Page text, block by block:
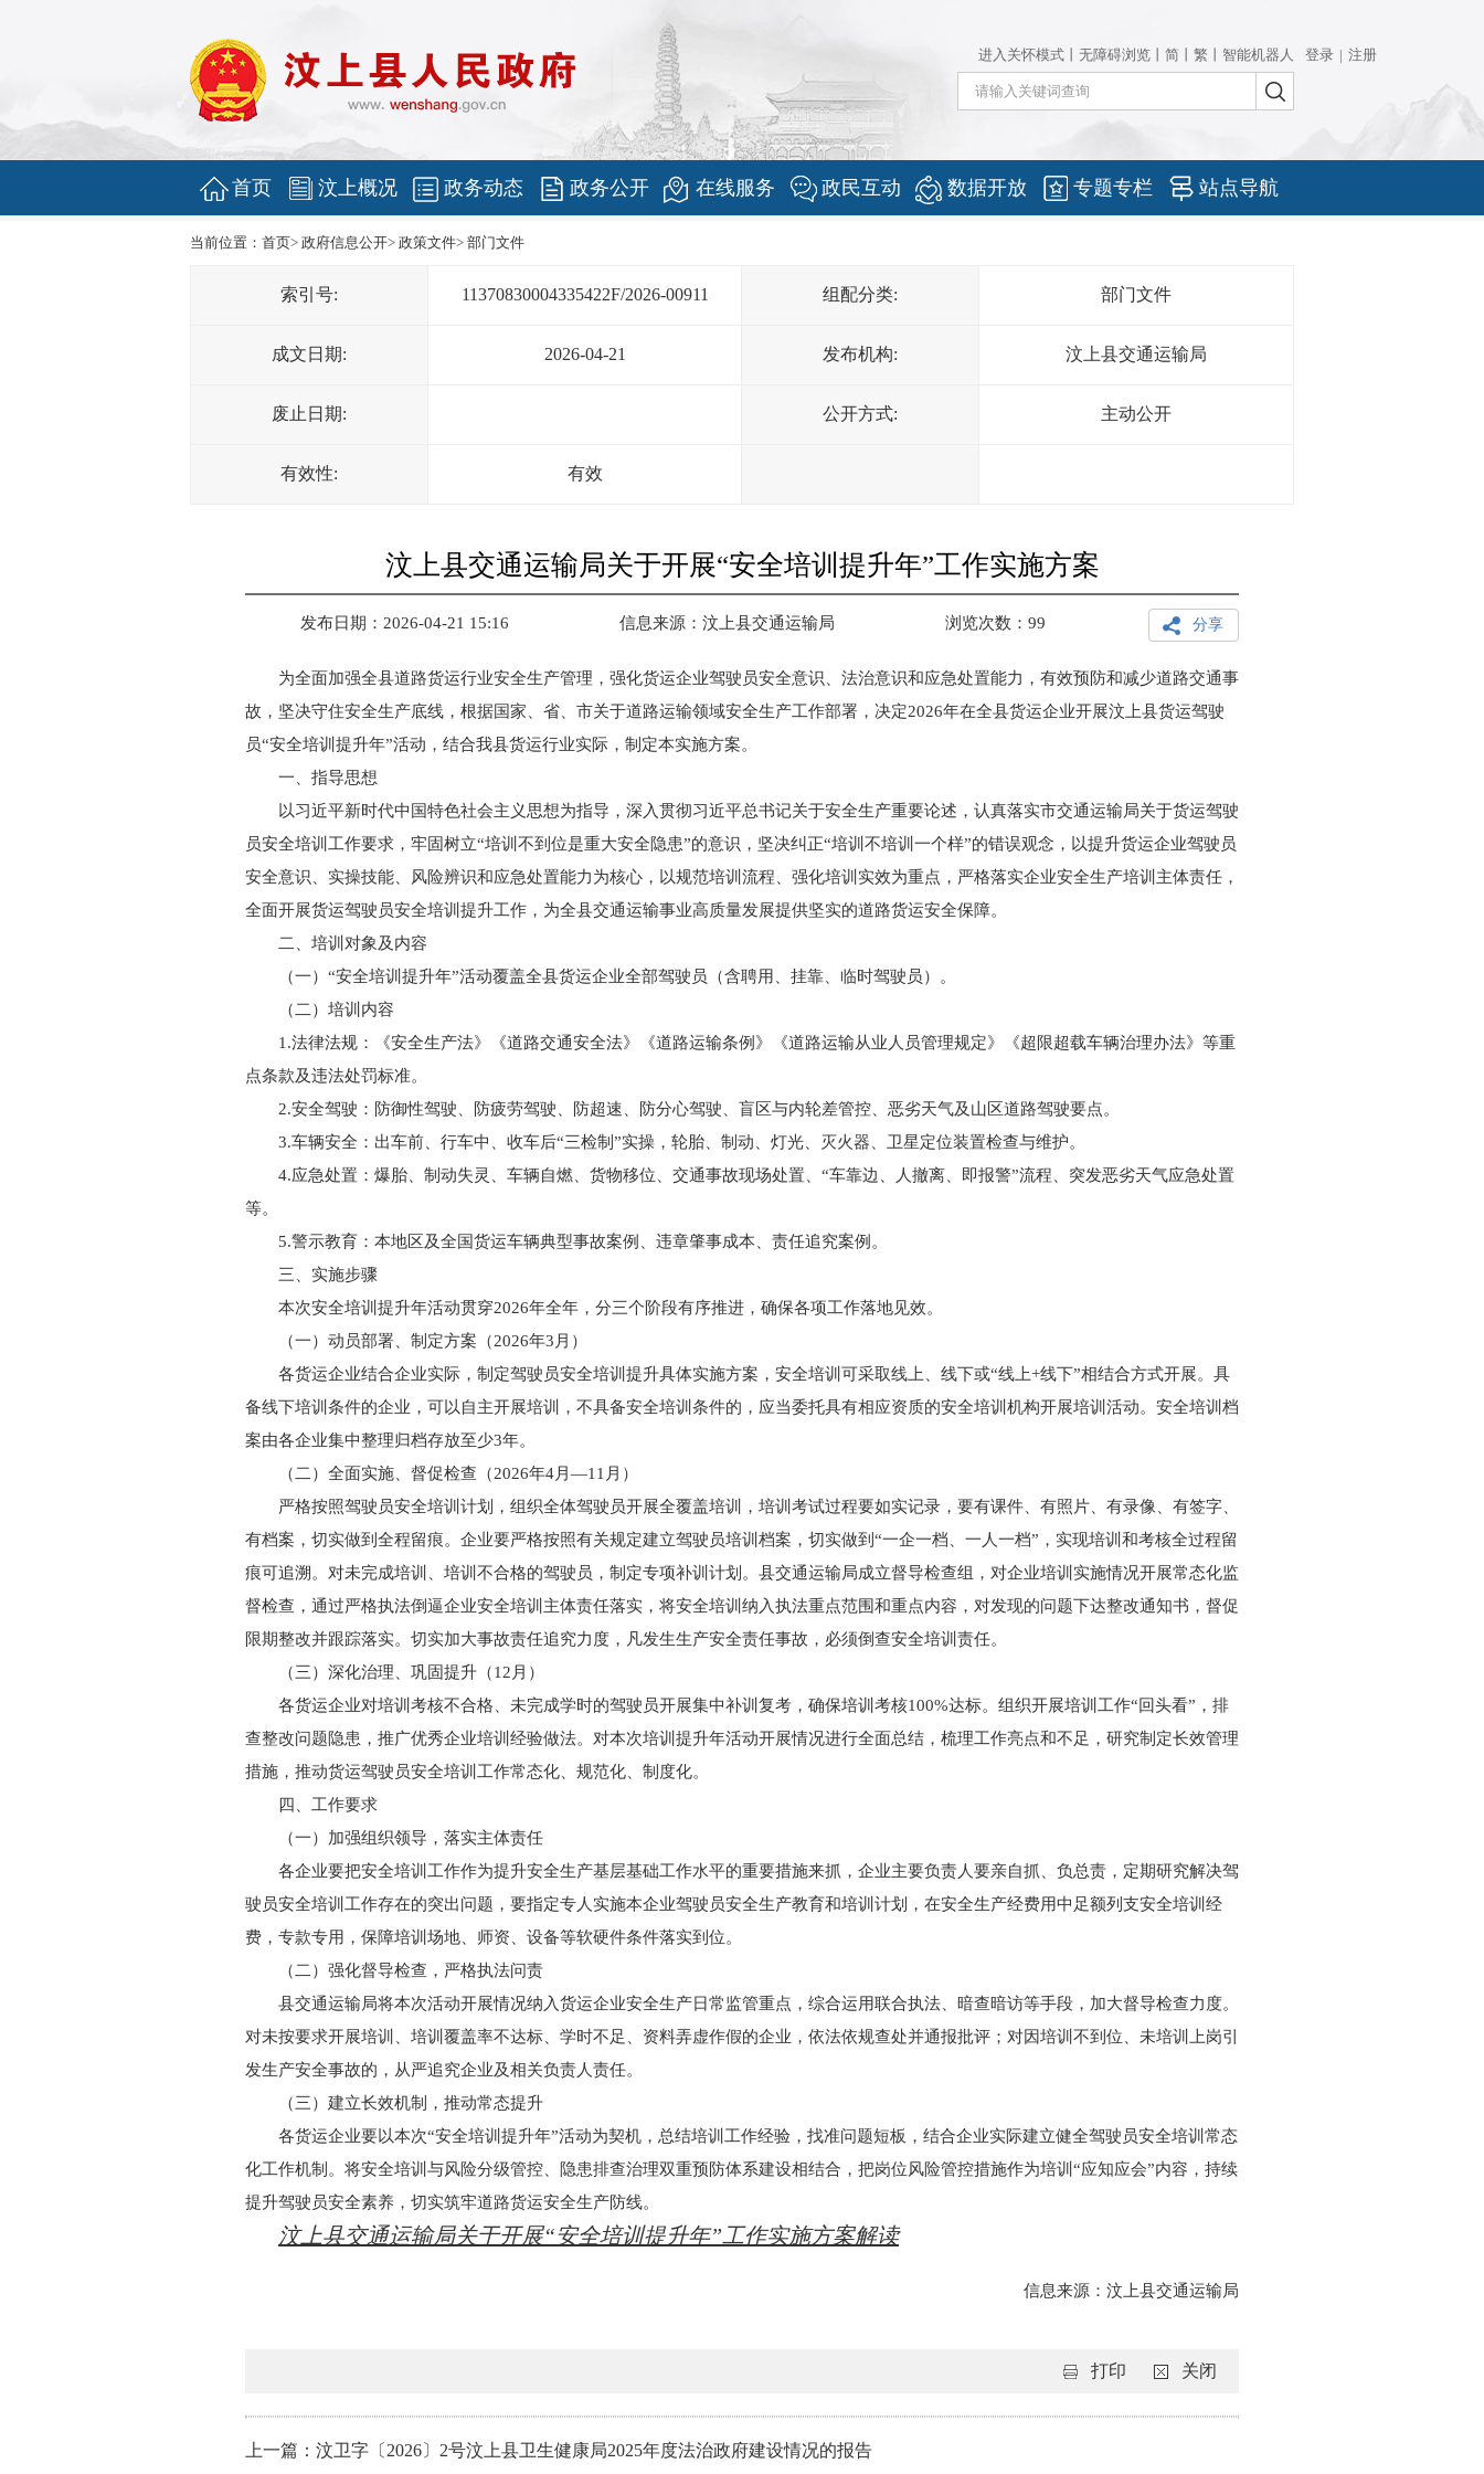
智能机器人
繁
简
无障碍浏览
进入关怀模式
首页 汶上概况 政务动态 政务公开 在线服务 政民互动 数据开放 专题专栏 站点导航
当前位置： 首页> 政府信息公开> 政策文件> 部门文件
索引号: 11370830004335422F/2026-00911 组配分类: 部门文件
成文日期: 2026-04-21 发布机构: 汶上县交通运输局
废止日期: 公开方式: 主动公开
有效性: 有效
​汶上县交通运输局关于开展“安全培训提升年”工作实施方案
发布日期：2026-04-21 15:16 信息来源： 汶上县交通运输局 浏览次数： 99 分享
为全面加强全县道路货运行业安全生产管理，强化货运企业驾驶员安全意识、法治意识和应急处置能力，有效预防和减少道路交通事
故，坚决守住安全生产底线，根据国家、省、市关于道路运输领域安全生产工作部署，决定2026年在全县货运企业开展汶上县货运驾驶
员“安全培训提升年”活动，结合我县货运行业实际，制定本实施方案。
一、指导思想
以习近平新时代中国特色社会主义思想为指导，深入贯彻习近平总书记关于安全生产重要论述，认真落实市交通运输局关于货运驾驶
员安全培训工作要求，牢固树立“培训不到位是重大安全隐患”的意识，坚决纠正“培训不培训一个样”的错误观念，以提升货运企业驾驶员
安全意识、实操技能、风险辨识和应急处置能力为核心，以规范培训流程、强化培训实效为重点，严格落实企业安全生产培训主体责任，
全面开展货运驾驶员安全培训提升工作，为全县交通运输事业高质量发展提供坚实的道路货运安全保障。
二、培训对象及内容
（一）“安全培训提升年”活动覆盖全县货运企业全部驾驶员（含聘用、挂靠、临时驾驶员）。
（二）培训内容
1.法律法规：《安全生产法》《道路交通安全法》《道路运输条例》《道路运输从业人员管理规定》《超限超载车辆治理办法》等重
点条款及违法处罚标准。
2.安全驾驶：防御性驾驶、防疲劳驾驶、防超速、防分心驾驶、盲区与内轮差管控、恶劣天气及山区道路驾驶要点。
3.车辆安全：出车前、行车中、收车后“三检制”实操，轮胎、制动、灯光、灭火器、卫星定位装置检查与维护。
4.应急处置：爆胎、制动失灵、车辆自燃、货物移位、交通事故现场处置、“车靠边、人撤离、即报警”流程、突发恶劣天气应急处置
等。
5.警示教育：本地区及全国货运车辆典型事故案例、违章肇事成本、责任追究案例。
三、实施步骤
本次安全培训提升年活动贯穿2026年全年，分三个阶段有序推进，确保各项工作落地见效。
（一）动员部署、制定方案（2026年3月）
各货运企业结合企业实际，制定驾驶员安全培训提升具体实施方案，安全培训可采取线上、线下或“线上+线下”相结合方式开展。具
备线下培训条件的企业，可以自主开展培训，不具备安全培训条件的，应当委托具有相应资质的安全培训机构开展培训活动。安全培训档
案由各企业集中整理归档存放至少3年。
（二）全面实施、督促检查（2026年4月—11月）
严格按照驾驶员安全培训计划，组织全体驾驶员开展全覆盖培训，培训考试过程要如实记录，要有课件、有照片、有录像、有签字、
有档案，切实做到全程留痕。企业要严格按照有关规定建立驾驶员培训档案，切实做到“一企一档、一人一档”，实现培训和考核全过程留
痕可追溯。对未完成培训、培训不合格的驾驶员，制定专项补训计划。县交通运输局成立督导检查组，对企业培训实施情况开展常态化监
督检查，通过严格执法倒逼企业安全培训主体责任落实，将安全培训纳入执法重点范围和重点内容，对发现的问题下达整改通知书，督促
限期整改并跟踪落实。切实加大事故责任追究力度，凡发生生产安全责任事故，必须倒查安全培训责任。
（三）深化治理、巩固提升（12月）
各货运企业对培训考核不合格、未完成学时的驾驶员开展集中补训复考，确保培训考核100%达标。组织开展培训工作“回头看”，排
查整改问题隐患，推广优秀企业培训经验做法。对本次培训提升年活动开展情况进行全面总结，梳理工作亮点和不足，研究制定长效管理
措施，推动货运驾驶员安全培训工作常态化、规范化、制度化。
四、工作要求
（一）加强组织领导，落实主体责任
各企业要把安全培训工作作为提升安全生产基层基础工作水平的重要措施来抓，企业主要负责人要亲自抓、负总责，定期研究解决驾
驶员安全培训工作存在的突出问题，要指定专人实施本企业驾驶员安全生产教育和培训计划，在安全生产经费用中足额列支安全培训经
费，专款专用，保障培训场地、师资、设备等软硬件条件落实到位。
（二）强化督导检查，严格执法问责
县交通运输局将本次活动开展情况纳入货运企业安全生产日常监管重点，综合运用联合执法、暗查暗访等手段，加大督导检查力度。
对未按要求开展培训、培训覆盖率不达标、学时不足、资料弄虚作假的企业，依法依规查处并通报批评；对因培训不到位、未培训上岗引
发生产安全事故的，从严追究企业及相关负责人责任。
（三）建立长效机制，推动常态提升
各货运企业要以本次“安全培训提升年”活动为契机，总结培训工作经验，找准问题短板，结合企业实际建立健全驾驶员安全培训常态
化工作机制。将安全培训与风险分级管控、隐患排查治理双重预防体系建设相结合，把岗位风险管控措施作为培训“应知应会”内容，持续
提升驾驶员安全素养，切实筑牢道路货运安全生产防线。
汶上县交通运输局关于开展“安全培训提升年”工作实施方案解读
信息来源： 汶上县交通运输局
打印 关闭
上一篇：汶卫字〔2026〕2号汶上县卫生健康局2025年度法治政府建设情况的报告